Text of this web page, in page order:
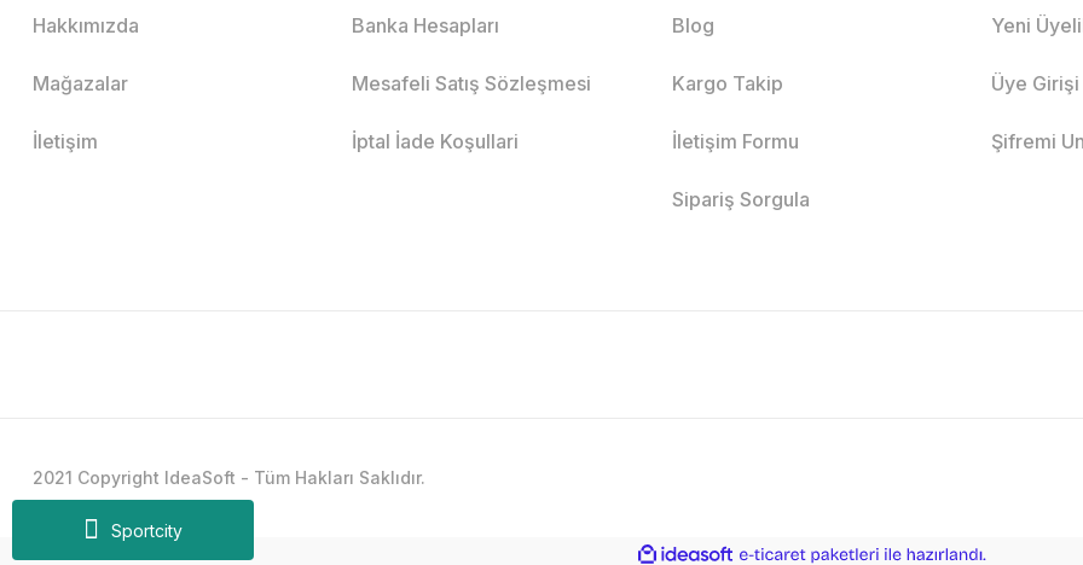
Sportcity
Hakkımızda
Mağazalar
İletişim
Banka Hesapları
Mesafeli Satış Sözleşmesi
İptal İade Koşullari
Blog
Kargo Takip
İletişim Formu
Sipariş Sorgula
Yeni
Üye Girişi
Şifremi
2021 Copyright IdeaSoft - Tüm Hakları Saklıdır.
ideasoft e-